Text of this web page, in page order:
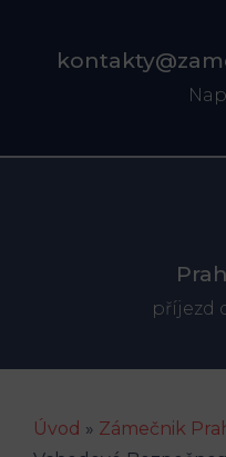
příjezd
Úvod » Zámečnik